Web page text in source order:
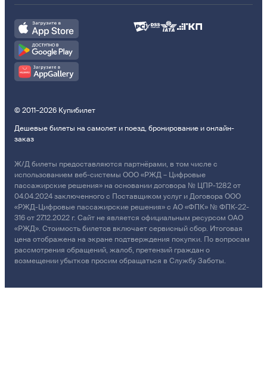
© 2011–2026 Купибилет
Дешевые билеты на самолет и поезд, бронирование и онлайн-
заказ
Ж/Д билеты предоставляются партнёрами, в том числе с
использованием веб-системы ООО «РЖД – Цифровые
пассажирские решения» на основании договора № ЦПР-1282 от
04.04.2024 заключенного с Поставщиком услуг и Договора ООО
«РЖД-Цифровые пассажирские решения» с АО «ФПК» № ФПК-22-
316 от 27.12.2022 г. Сайт не является официальным ресурсом ОАО
«РЖД». Стоимость билетов включает сервисный сбор. Итоговая
цена отображена на экране подтверждения покупки. По вопросам
рассмотрения обращений, жалоб, претензий граждан о
возмещении убытков просим обращаться в Службу Заботы.